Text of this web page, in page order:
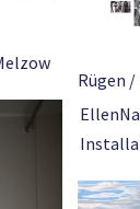
Rügen
EllenNa